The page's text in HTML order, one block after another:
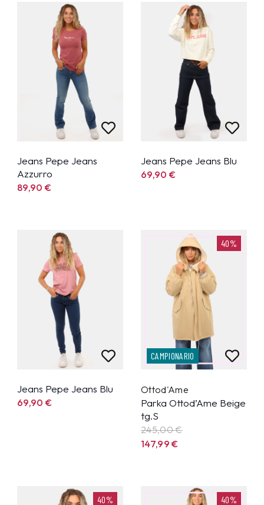
Jeans Pepe Jeans
Azzurro
89,90€
Jeans Pepe Jeans Blu
69,90€
Jeans Pepe Jeans Blu
69,90€
40%
CAMPIONARIO
Ottod'Ame
Parka Ottod’Ame Beige
tg.S
245,00 €
147,99€
40% 40%